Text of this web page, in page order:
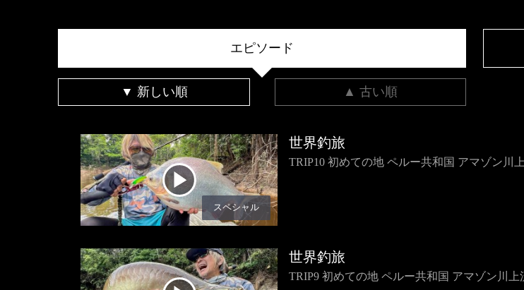
エピソード
▼ 新しい順 ▲ 古い順
スペシャル
世界釣旅
TRIP10 初めての地 ペルー共和国 アマゾン川
世界釣旅
TRIP9 初めての地 ペルー共和国 アマゾン川